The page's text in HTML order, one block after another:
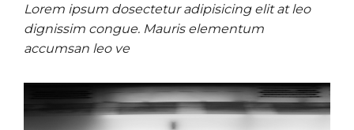
Lorem ipsum dosectetur adipisicing elit at leo
dignissim congue. Mauris elementum
accumsan leo ve